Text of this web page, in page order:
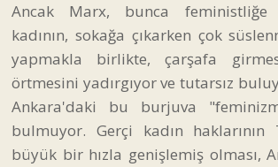
Ancak Marx, bunca feministliğe
kadının, sokağa çıkarken çok
yapmakla birlikte, çarşafa
örtmesini yadırgıyor ve tutarsız
Ankara'daki bu burjuva
bulmuyor. Gerçi kadın haklarının
büyük bir hızla genişlemiş olması,